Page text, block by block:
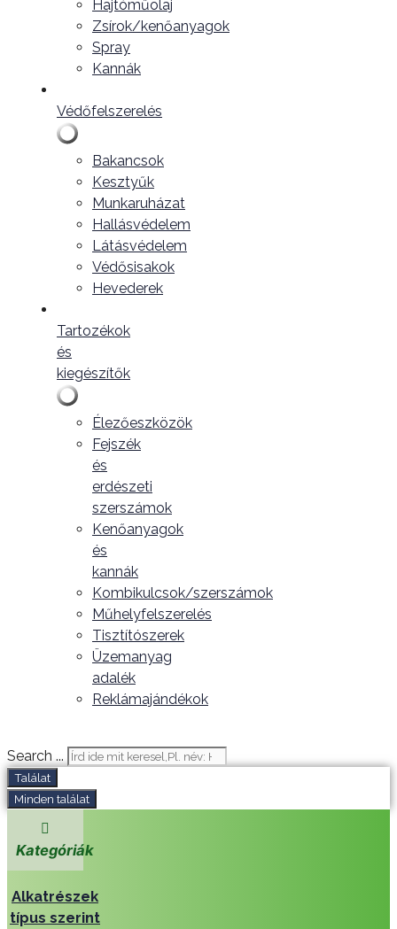
Hajtóműolaj
Zsírok/kenőanyagok
Spray
Kannák
Védőfelszerelés
Bakancsok
Kesztyűk
Munkaruházat
Hallásvédelem
Látásvédelem
Védősisakok
Hevederek
Tartozékok
és
kiegészítők
Élezőeszközök
Fejszék
és
erdészeti
szerszámok
Kenőanyagok
és
kannák
Kombikulcsok/szerszámok
Műhelyfelszerelés
Tisztítószerek
Üzemanyag
adalék
Reklámajándékok
Search ...
Találat
Minden találat
Kategóriák
Alkatrészek
típus szerint